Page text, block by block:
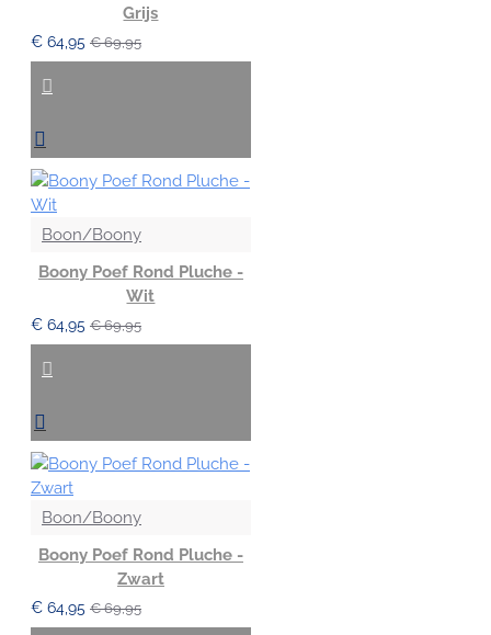
Grijs
€ 64,95 € 69,95
Boon/Boony
Boony Poef Rond Pluche -
Wit
€ 64,95 € 69,95
Boon/Boony
Boony Poef Rond Pluche -
Zwart
€ 64,95 € 69,95